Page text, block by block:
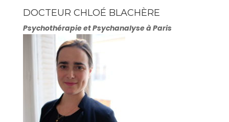
DOCTEUR CHLOÉ BLACHÈRE
Psychothérapie et Psychanalyse à Paris